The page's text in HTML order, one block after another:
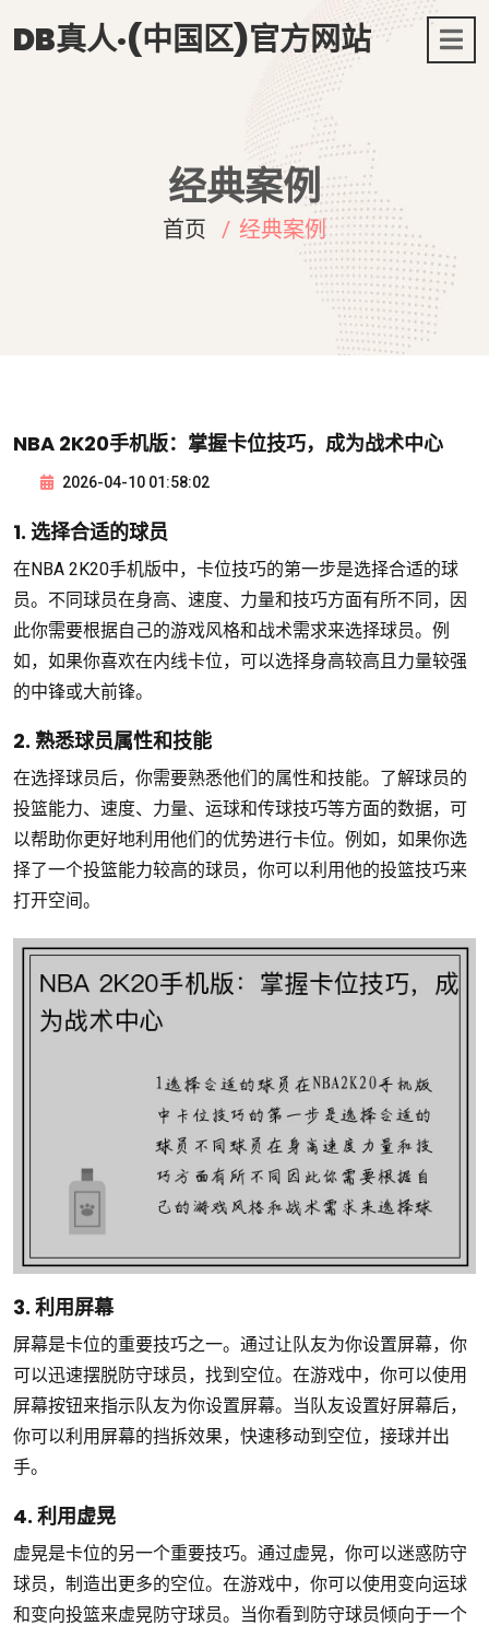
DB真人·(中国区)官方网站
经典案例
首页 经典案例
NBA 2K20手机版：掌握卡位技巧，成为战术中心
2026-04-10 01:58:02
1. 选择合适的球员
在NBA 2K20手机版中，卡位技巧的第一步是选择合适的球
员。不同球员在身高、速度、力量和技巧方面有所不同，因
此你需要根据自己的游戏风格和战术需求来选择球员。例
如，如果你喜欢在内线卡位，可以选择身高较高且力量较强
的中锋或大前锋。
2. 熟悉球员属性和技能
在选择球员后，你需要熟悉他们的属性和技能。了解球员的
投篮能力、速度、力量、运球和传球技巧等方面的数据，可
以帮助你更好地利用他们的优势进行卡位。例如，如果你选
择了一个投篮能力较高的球员，你可以利用他的投篮技巧来
打开空间。
3. 利用屏幕
屏幕是卡位的重要技巧之一。通过让队友为你设置屏幕，你
可以迅速摆脱防守球员，找到空位。在游戏中，你可以使用
屏幕按钮来指示队友为你设置屏幕。当队友设置好屏幕后，
你可以利用屏幕的挡拆效果，快速移动到空位，接球并出
手。
4. 利用虚晃
虚晃是卡位的另一个重要技巧。通过虚晃，你可以迷惑防守
球员，制造出更多的空位。在游戏中，你可以使用变向运球
和变向投篮来虚晃防守球员。当你看到防守球员倾向于一个